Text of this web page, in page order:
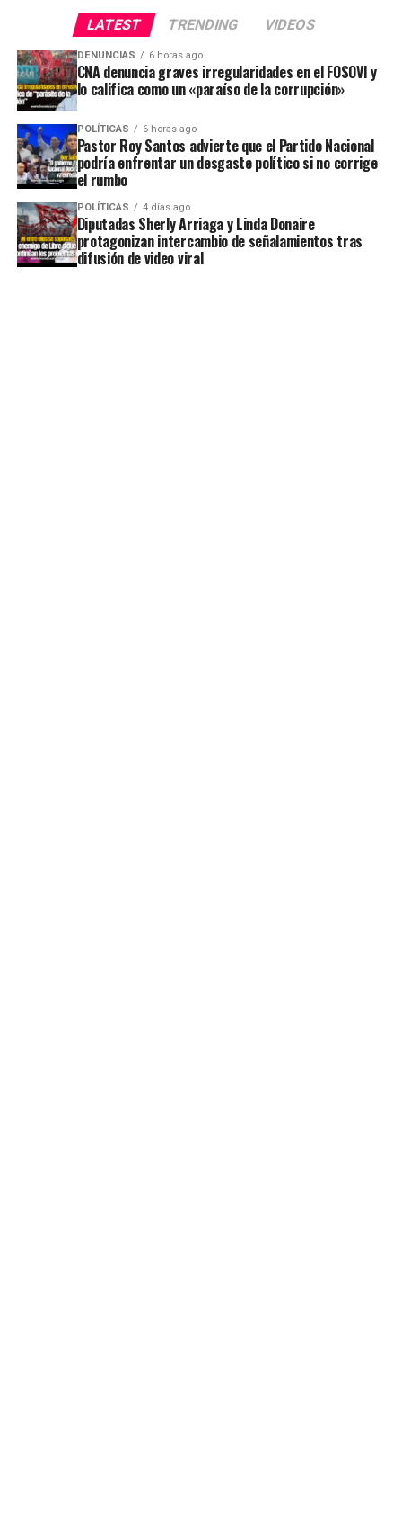
LATEST TRENDING VIDEOS
DENUNCIAS 6 horas ago
CNA denuncia graves irregularidades en el FOSOVI y
lo califica como un «paraíso de la corrupción»
POLÍTICAS 6 horas ago
Pastor Roy Santos advierte que el Partido Nacional
podría enfrentar un desgaste político si no corrige
el rumbo
POLÍTICAS 4 días ago
Diputadas Sherly Arriaga y Linda Donaire
protagonizan intercambio de señalamientos tras
difusión de video viral